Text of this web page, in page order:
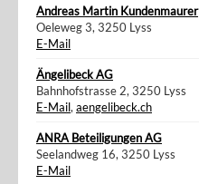
Andreas Martin Kundenmaurer
Oeleweg 3, 3250 Lyss
E-Mail
Ängelibeck AG
Bahnhofstrasse 2, 3250 Lyss
E-Mail, aengelibeck.ch
ANRA Beteiligungen AG
Seelandweg 16, 3250 Lyss
E-Mail